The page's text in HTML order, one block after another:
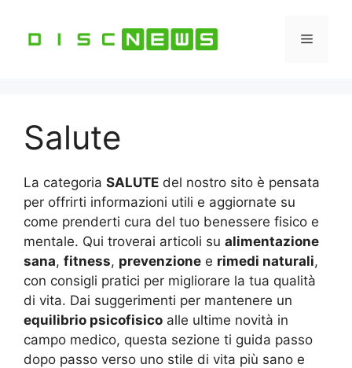
contenuto
Menu
Salute
La categoria SALUTE del nostro sito è pensata
per offrirti informazioni utili e aggiornate su
come prenderti cura del tuo benessere fisico e
mentale. Qui troverai articoli su alimentazione
sana, fitness, prevenzione e rimedi naturali,
con consigli pratici per migliorare la tua qualità
di vita. Dai suggerimenti per mantenere un
equilibrio psicofisico alle ultime novità in
campo medico, questa sezione ti guida passo
dopo passo verso uno stile di vita più sano e